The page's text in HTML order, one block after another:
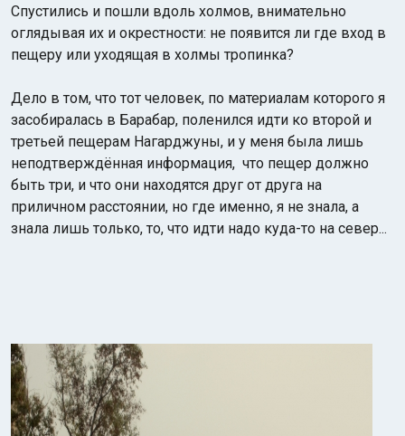
Спустились и пошли вдоль холмов, внимательно
оглядывая их и окрестности: не появится ли где вход в
пещеру или уходящая в холмы тропинка?
Дело в том, что тот человек, по материалам которого я
засобиралась в Барабар, поленился идти ко второй и
третьей пещерам Нагарджуны, и у меня была лишь
неподтверждённая информация, что пещер должно
быть три, и что они находятся друг от друга на
приличном расстоянии, но где именно, я не знала, а
знала лишь только, то, что идти надо куда-то на север...